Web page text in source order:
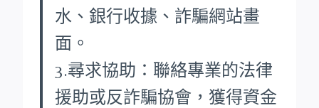
水、銀行收據、詐騙網站畫
面。
3.尋求協助：聯絡專業的法律
援助或反詐騙協會，獲得資金